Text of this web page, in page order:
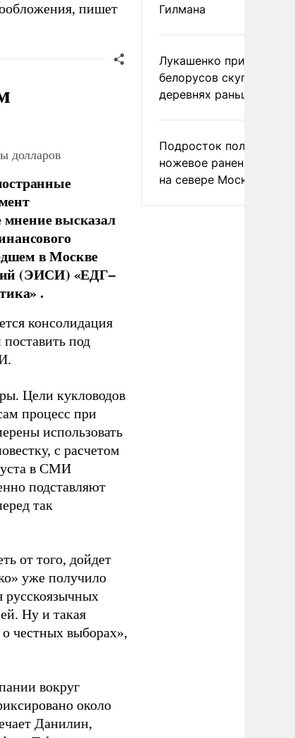
пишет
долларов
высказал
в Москве
(ЭИСИ) «ЕДГ–
.
консолидация
под
Цели кукловодов
процесс при
использовать
с расчетом
в СМИ
подставляют
так
от того, дойдет
уже получило
русскоязычных
Ну и такая
честных выборах»,
вокруг
около
Данилин,
Гилмана
Лукашенко призвал
белорусов скупать
деревнях раньше
Подросток получил
ножевое ранение в
на севере Москвы